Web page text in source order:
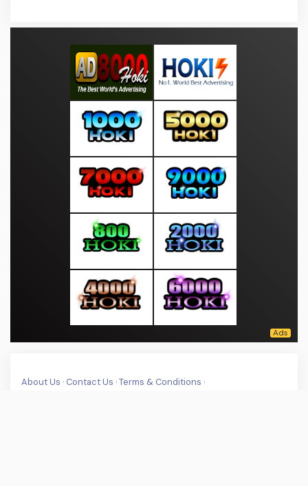
About Us · Contact Us ·Terms & Conditions ·